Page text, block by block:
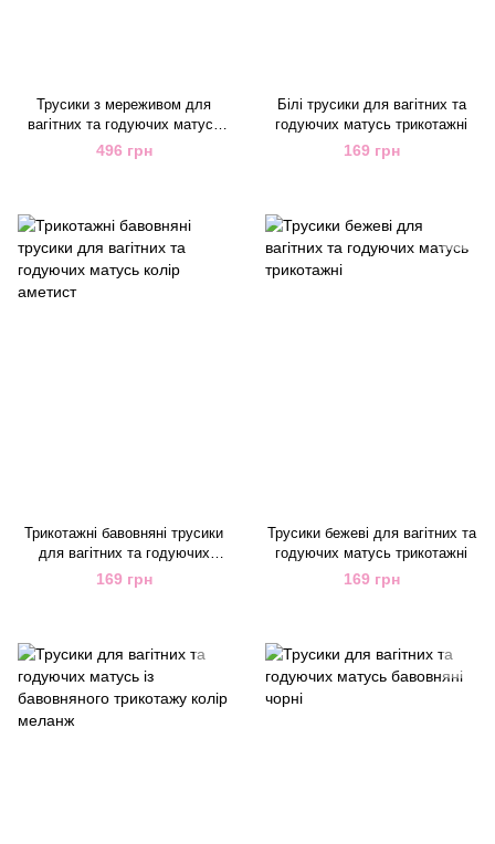
Трусики з мереживом для
вагітних та годуючих матусь
чорні м'які
496 грн
Білі трусики для вагітних та
годуючих матусь трикотажні
169 грн
Трикотажні бавовняні трусики
для вагітних та годуючих
матусь колір аметист
169 грн
Трусики бежеві для вагітних та
годуючих матусь трикотажні
169 грн